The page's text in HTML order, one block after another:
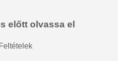
előtt olvassa el